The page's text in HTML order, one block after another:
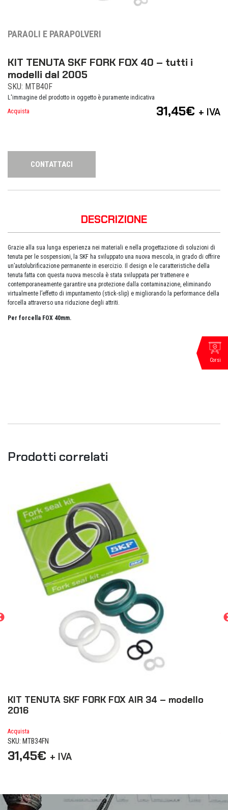
PARAOLI E PARAPOLVERI
KIT TENUTA SKF FORK FOX 40 – tutti i
modelli dal 2005
SKU: MTB40F
L'immagine del prodotto in oggetto è puramente indicativa
Acquista
31,45€ + IVA
CONTATTACI
DESCRIZIONE
Grazie alla sua lunga esperienza nei materiali e nella progettazione di soluzioni di
tenuta per le sospensioni, la SKF ha sviluppato una nuova mescola, in grado di offrire
un’autolubrificazione permanente in esercizio. Il design e le caratteristiche della
tenuta fatta con questa nuova mescola è stata sviluppata per trattenere e
contemporaneamente garantire una protezione dalla contaminazione, eliminando
virtualmente l’effetto di impuntamento (stick-slip) e migliorando la performance della
forcella attraverso una riduzione degli attriti.
Per forcella FOX 40mm.
Prodotti correlati
KIT TENUTA SKF FORK FOX AIR 34 – modello
2016
Acquista
SKU: MTB34FN
31,45€ + IVA
Corsi